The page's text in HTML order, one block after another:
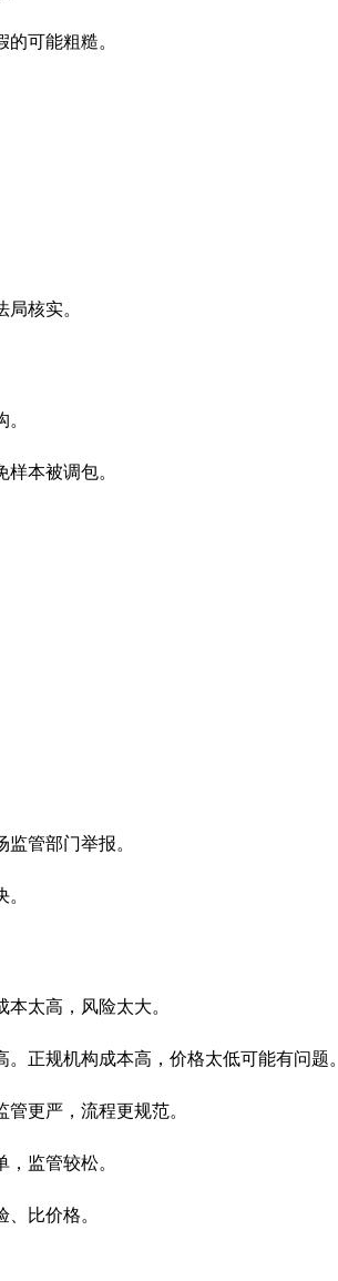
可能粗糙。
核实。
本被调包。
管部门举报。
太高，风险太大。
正规机构成本高，价格太低可能有问题。
更严，流程更规范。
监管较松。
比价格。